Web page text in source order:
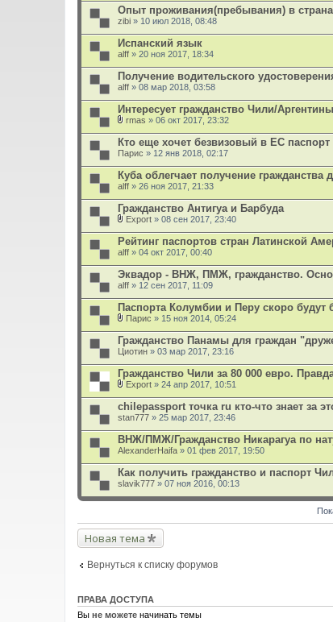
л
о
ж
е
н
и
Опыт проживания(пребывания) в
zibi » 10 июл 2018, 08:48
Испанский язык
alff » 20 ноя 2017, 18:34
Получение водительского
alff » 08 мар 2018, 03:58
Интересует гражданство Чили/
л
о
ж
е
н
и
rmas » 06 окт 2017, 23:32
Кто еще хочет безвизовый в ЕС
Парис » 12 янв 2018, 02:17
Куба облегчает получение
alff » 26 ноя 2017, 21:33
Гражданство Антигуа и Барбуда
л
о
ж
е
н
и
Export » 08 сен 2017, 23:40
Рейтинг паспортов стран Латинской
alff » 04 окт 2017, 00:40
Эквадор - ВНЖ, ПМЖ, гражданство.
alff » 12 сен 2017, 11:09
Паспорта Колумбии и Перу скоро будут
л
о
ж
е
н
и
Парис » 15 ноя 2014, 05:24
Гражданство Панамы для граждан
Циотин » 03 мар 2017, 23:16
Гражданство Чили за 80 000 евро.
л
о
ж
е
н
и
Export » 24 апр 2017, 10:51
chilepassport точка ru кто-что знает за
stan777 » 25 мар 2017, 23:46
ВНЖ/ПМЖ/Гражданство Никарагуа по
AlexanderHaifa » 01 фев 2017, 19:50
Как получить гражданство и паспорт
slavik777 » 07 ноя 2016, 00:13
Новая тема
Вернуться к списку форумов
ПРАВА ДОСТУПА
Вы не можете начинать темы